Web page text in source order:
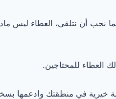
أن نتلقى، العطاء ليس
العطاء للمحتاجين.
خيرية في منطقتك وادعمها